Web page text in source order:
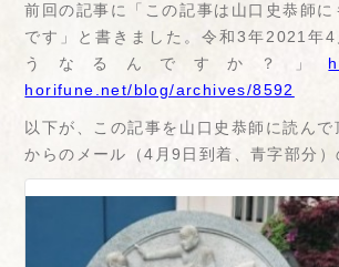
前回の記事に「この記事は山口史恭師に
です」と書きました。令和3年2021年
うなるんですか？」
horifune.net/blog/archives/8592
以下が、この記事を山口史恭師に読んで
からのメール（4月9日到着、青字部分）